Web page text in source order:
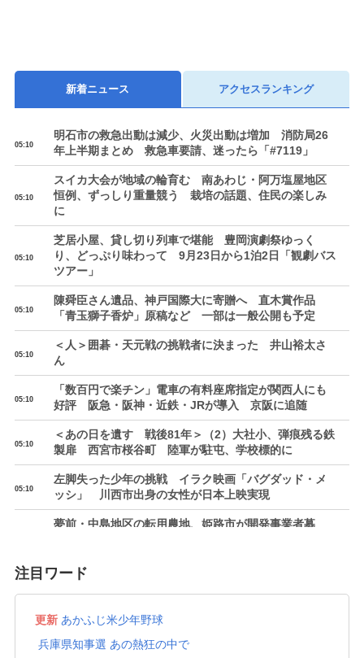
新着ニュース アクセスランキング
明石市の救急出動は減少、火災出動は増加 消防局26
年上半期まとめ 救急車要請、迷ったら「#7119」
05:10
スイカ大会が地域の輪育む 南あわじ・阿万塩屋地区
恒例、ずっしり重量競う 栽培の話題、住民の楽しみ
に
05:10
芝居小屋、貸し切り列車で堪能 豊岡演劇祭ゆっく
り、どっぷり味わって 9月23日から1泊2日「観劇バス
ツアー」
05:10
陳舜臣さん遺品、神戸国際大に寄贈へ 直木賞作品
「青玉獅子香炉」原稿など 一部は一般公開も予定
05:10
＜人＞囲碁・天元戦の挑戦者に決まった 井山裕太さ
ん
05:10
「数百円で楽チン」電車の有料座席指定が関西人にも
好評 阪急・阪神・近鉄・JRが導入 京阪に追随
05:10
＜あの日を遺す 戦後81年＞（2）大社小、弾痕残る鉄
製扉 西宮市桜谷町 陸軍が駐屯、学校標的に
05:10
左脚失った少年の挑戦 イラク映画「バグダッド・メ
ッシ」 川西市出身の女性が日本上映実現
05:10
夢前・中島地区の転用農地、姫路市が開発事業者募
姫路商議所4～6月期景気動向調査、景況感2期連続悪
化 経営課題「物価上昇」が最多
05:10
世界のキッズモデル、播州織着用へ あすから淡路で
ファッションイベント 西脇高生が20着提供
注目ワード
更新 あかふじ米少年野球
兵庫県知事選 あの熱狂の中で